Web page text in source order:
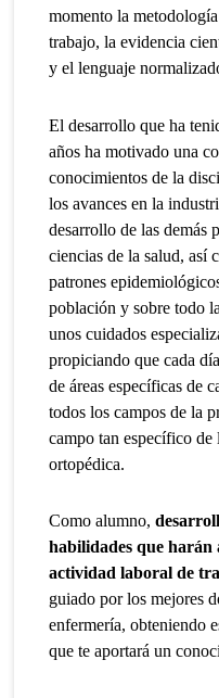
momento la
trabajo, la evidencia
y el lenguaje
El desarrollo que ha
años ha motivado una
conocimientos de la
los avances en la
desarrollo de las demás
ciencias de la salud, así
patrones
población y sobre todo
unos cuidados
propiciando que cada
de áreas específicas de
todos los campos de la
campo tan específico
ortopédica.
Como alumno,
habilidades que
actividad laboral de
guiado por los mejores
enfermería, obteniendo
que te aportará un